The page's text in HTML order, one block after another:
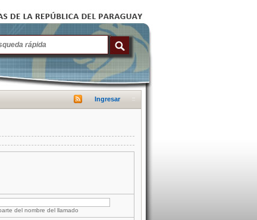
Ingresar
del nombre del llamado